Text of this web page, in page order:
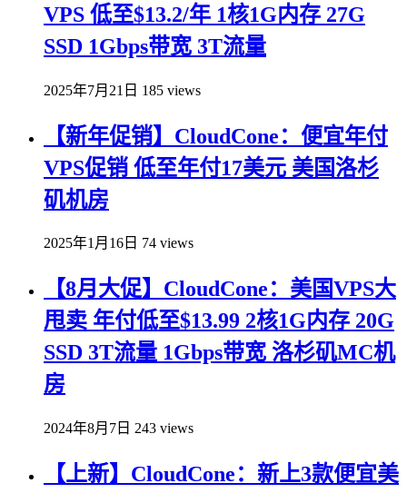
VPS 低至$13.2/年 1核1G内存 27G
SSD 1Gbps带宽 3T流量
2025年7月21日 185 views
【新年促销】CloudCone：便宜年付
VPS促销 低至年付17美元 美国洛杉
矶机房
2025年1月16日 74 views
【8月大促】CloudCone：美国VPS大
甩卖 年付低至$13.99 2核1G内存 20G
SSD 3T流量 1Gbps带宽 洛杉矶MC机
房
2024年8月7日 243 views
【上新】CloudCone：新上3款便宜美